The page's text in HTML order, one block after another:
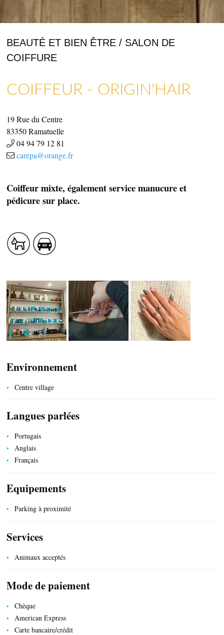
CÔTÉ NATURE
SAVEURS LOCALES
SANTÉ
BEAUTÉ ET BIEN ÊTRE / SALON DE
COIFFURE
COIFFEUR - ORIGIN'HAIR
19 Rue du Centre
83350 Ramatuelle
04 94 79 12 81
carepa@orange.fr
Coiffeur mixte, également service manucure et
pédicure sur place.
Environnement
Centre village
Langues parlées
Portugais
Anglais
Français
Equipements
Parking à proximité
Services
Animaux acceptés
Mode de paiement
Chèque
American Express
Carte bancaire/crédit